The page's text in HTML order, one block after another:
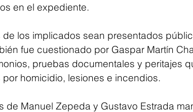
en el expediente.
de los implicados sean presentados
fue cuestionado por Gaspar Martín
pruebas documentales y peritajes
homicidio, lesiones e incendios.
de Manuel Zepeda y Gustavo Estrada